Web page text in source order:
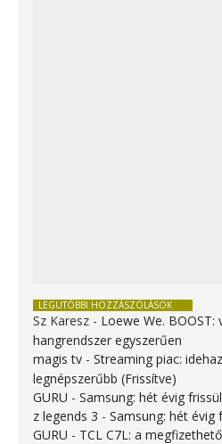
LEGUTÓBBI HOZZÁSZÓLÁSOK
Sz Karesz - Loewe We. BOOST:
hangrendszer egyszerűen
magis tv -Streaming piac:
legnépszerűbb (Frissítve)
GURU -Samsung: hét évig
z legends 3 -Samsung: hét évig
GURU - TCL C7L: a